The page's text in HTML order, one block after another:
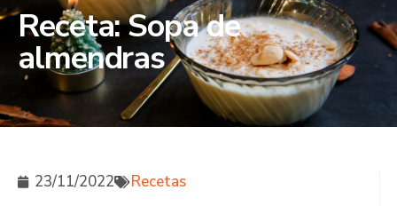
Receta: Sopa de
almendras
23/11/2022 Recetas